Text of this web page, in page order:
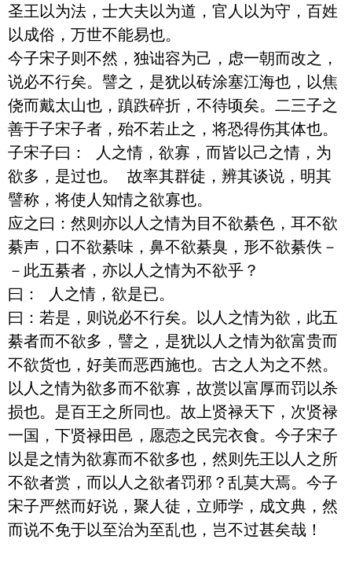
圣王以为法，士大夫以为道，官人以为守，百姓
以成俗，万世不能易也。
今子宋子则不然，独诎容为己，虑一朝而改之，
说必不行矣。譬之，是犹以砖涂塞江海也，以焦
侥而戴太山也，蹎跌碎折，不待顷矣。二三子之
善于子宋子者，殆不若止之，将恐得伤其体也。
子宋子曰： 人之情，欲寡，而皆以己之情，为
欲多，是过也。 故率其群徒，辨其谈说，明其
譬称，将使人知情之欲寡也。
应之曰：然则亦以人之情为目不欲綦色，耳不欲
綦声，口不欲綦味，鼻不欲綦臭，形不欲綦佚－
－此五綦者，亦以人之情为不欲乎？
曰： 人之情，欲是已。
曰：若是，则说必不行矣。以人之情为欲，此五
綦者而不欲多，譬之，是犹以人之情为欲富贵而
不欲货也，好美而恶西施也。古之人为之不然。
以人之情为欲多而不欲寡，故赏以富厚而罚以杀
损也。是百王之所同也。故上贤禄天下，次贤禄
一国，下贤禄田邑，愿悫之民完衣食。今子宋子
以是之情为欲寡而不欲多也，然则先王以人之所
不欲者赏，而以人之欲者罚邪？乱莫大焉。今子
宋子严然而好说，聚人徒，立师学，成文典，然